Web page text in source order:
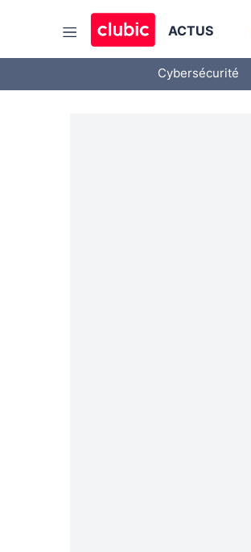
ACTUS
Cybersécurité